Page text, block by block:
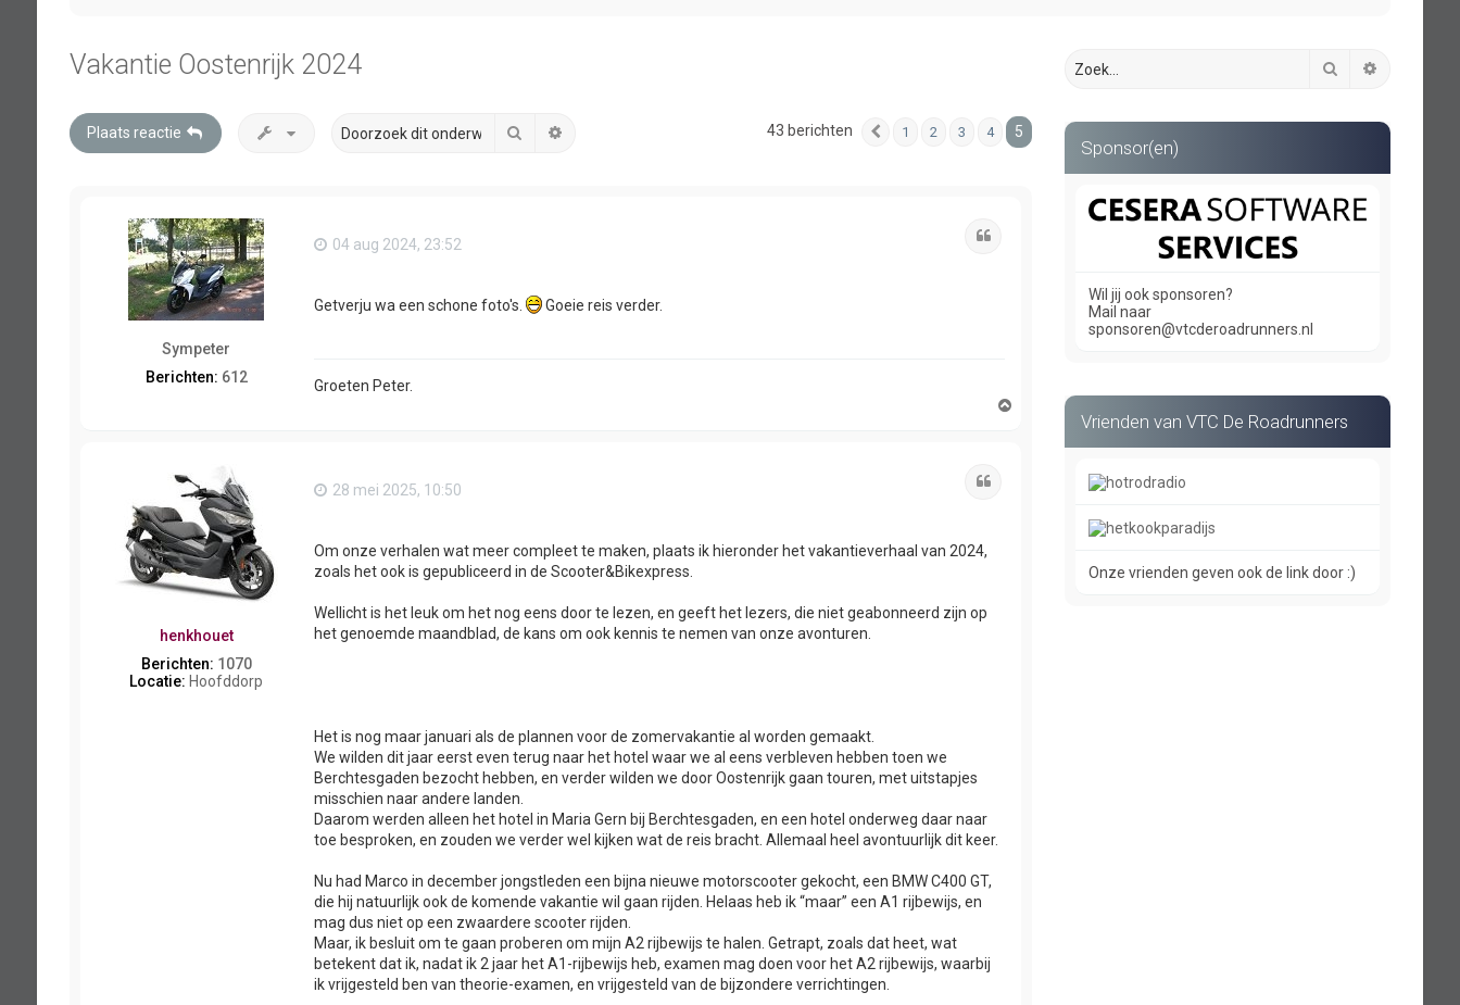
Vakantie Oostenrijk 2024
Plaats reactie Zoek 43 berichten Vorige
1 2 3 4 5
Sympeter
Berichten: 612
04 aug 2024, 23:52
Getverju wa een schone foto's. Goeie reis verder.
Groeten Peter.
henkhouet
Berichten: 1070
Locatie: Hoofddorp
28 mei 2025, 10:50
Om onze verhalen wat meer compleet te maken, plaats ik hieronder het vakantieverhaal van 2024,
zoals het ook is gepubliceerd in de Scooter&Bikexpress.
Wellicht is het leuk om het nog eens door te lezen, en geeft het lezers, die niet geabonneerd zijn op
het genoemde maandblad, de kans om ook kennis te nemen van onze avonturen.
Het is nog maar januari als de plannen voor de zomervakantie al worden gemaakt.
We wilden dit jaar eerst even terug naar het hotel waar we al eens verbleven hebben toen we
Berchtesgaden bezocht hebben, en verder wilden we door Oostenrijk gaan touren, met uitstapjes
misschien naar andere landen.
Daarom werden alleen het hotel in Maria Gern bij Berchtesgaden, en een hotel onderweg daar naar
toe besproken, en zouden we verder wel kijken wat de reis bracht. Allemaal heel avontuurlijk dit keer.
Nu had Marco in december jongstleden een bijna nieuwe motorscooter gekocht, een BMW C400 GT,
die hij natuurlijk ook de komende vakantie wil gaan rijden. Helaas heb ik “maar” een A1 rijbewijs, en
mag dus niet op een zwaardere scooter rijden.
Maar, ik besluit om te gaan proberen om mijn A2 rijbewijs te halen. Getrapt, zoals dat heet, wat
betekent dat ik, nadat ik 2 jaar het A1-rijbewijs heb, examen mag doen voor het A2 rijbewijs, waarbij
ik vrijgesteld ben van theorie-examen, en vrijgesteld van de bijzondere verrichtingen.
Zoek
Sponsor(en)
Wil jij ook sponsoren?
Mail naar
sponsoren@vtcderoadrunners.nl
Vrienden van VTC De Roadrunners
Onze vrienden geven ook de link door :)